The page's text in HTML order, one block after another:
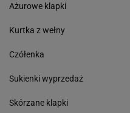
Ażurowe klapki
Kurtka z wełny
Czółenka
Sukienki wyprzedaż
Skórzane klapki